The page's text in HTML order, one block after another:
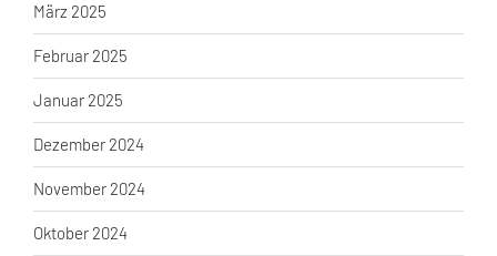
März 2025
Februar 2025
Januar 2025
Dezember 2024
November 2024
Oktober 2024